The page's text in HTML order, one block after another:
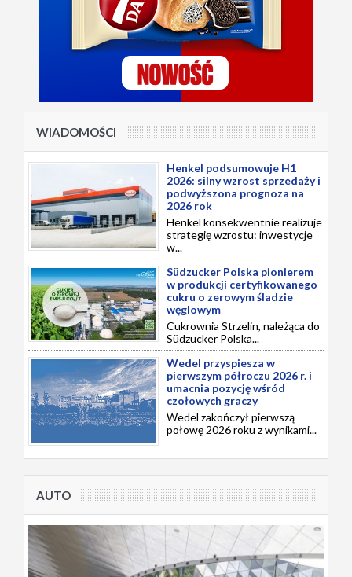
WIADOMOŚCI
Henkel podsumowuje H1
2026: silny wzrost sprzedaży i
podwyższona prognoza na
2026 rok
Henkel konsekwentnie realizuje
strategię wzrostu: inwestycje
w...
Südzucker Polska pionierem
w produkcji certyfikowanego
cukru o zerowym śladzie
węglowym
Cukrownia Strzelin, należąca do
Südzucker Polska...
Wedel przyspiesza w
pierwszym półroczu 2026 r. i
umacnia pozycję wśród
czołowych graczy
Wedel zakończył pierwszą
połowę 2026 roku z wynikami...
AUTO